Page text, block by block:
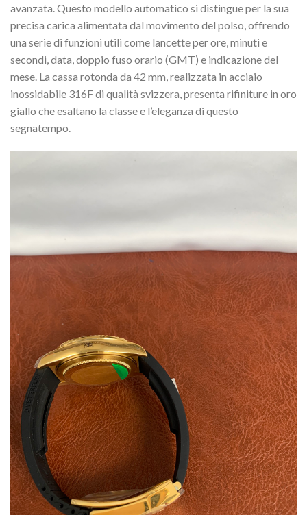
avanzata. Questo modello automatico si distingue per la sua
precisa carica alimentata dal movimento del polso, offrendo
una serie di funzioni utili come lancette per ore, minuti e
secondi, data, doppio fuso orario (GMT) e indicazione del
mese. La cassa rotonda da 42 mm, realizzata in acciaio
inossidabile 316F di qualità svizzera, presenta rifiniture in oro
giallo che esaltano la classe e l’eleganza di questo
segnatempo.